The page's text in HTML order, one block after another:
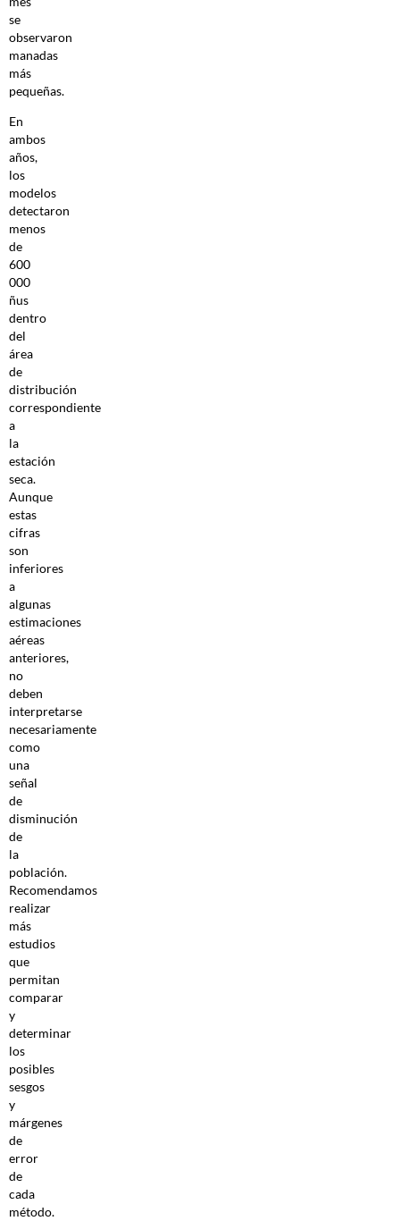
se
observaron
manadas
más
pequeñas.
En
ambos
años,
los
modelos
detectaron
menos
de
600
000
ñus
dentro
del
área
de
distribución
correspondiente
a
la
estación
seca.
Aunque
estas
cifras
son
inferiores
a
algunas
estimaciones
aéreas
anteriores,
no
deben
interpretarse
necesariamente
como
una
señal
de
disminución
de
la
población.
Recomendamos
realizar
más
estudios
que
permitan
comparar
y
determinar
los
posibles
sesgos
y
márgenes
de
error
de
cada
método.